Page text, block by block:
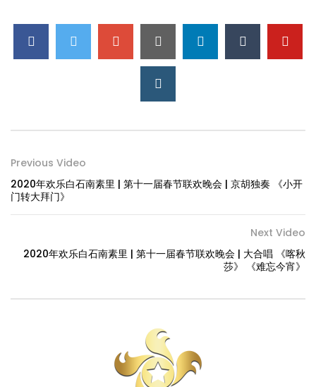
Previous Video
2020年欢乐白石南素里 | 第十一届春节联欢晚会 | 京胡独奏 《小开
门转大拜门》
Next Video
2020年欢乐白石南素里 | 第十一届春节联欢晚会 | 大合唱 《喀秋
莎》 《难忘今宵》